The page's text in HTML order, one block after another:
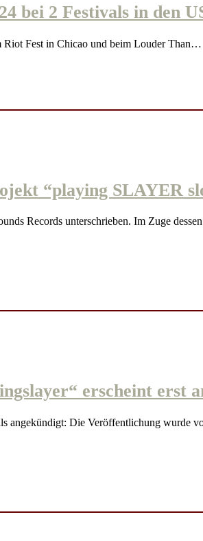
bei 2 Festivals in den
Riot Fest in Chicao und beim Louder Than…
“playing SLAYER
Records unterschrieben. Im Zuge
erscheint erst
Die Veröffentlichung wurde